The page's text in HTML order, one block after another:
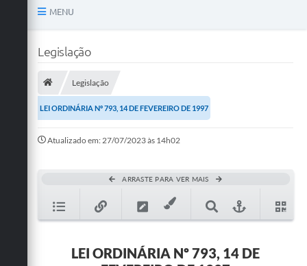
MENU
Publicações
A Prefeitura
Ouvidoria
Legislação
Legislação
Legislação
LEI ORDINÁRIA Nº 793, 14 DE FEVEREIRO DE 1997
Atualizado em: 27/07/2023 às 14h02
ARRASTE PARA VER MAIS
LEI ORDINÁRIA Nº 793, 14 DE